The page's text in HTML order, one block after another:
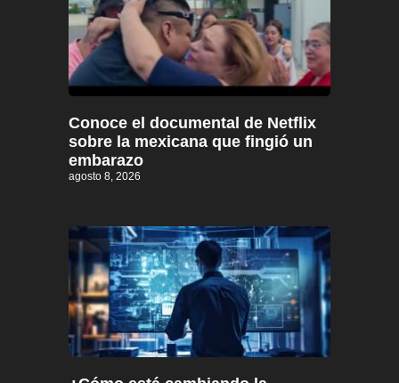
Conoce el documental de Netflix
sobre la mexicana que fingió un
embarazo
agosto 8, 2026